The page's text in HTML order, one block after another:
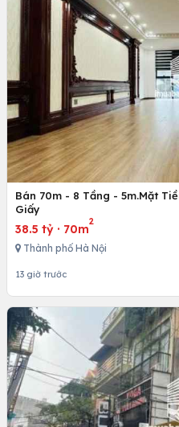
Bán 70m - 8 Tầng - 5m.Mặt
Giấy
38.5 tỷ · 70m
2
Thành phố Hà Nội
13 giờ trước